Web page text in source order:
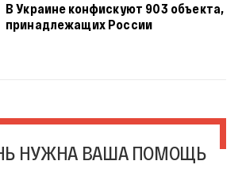
В Украине конфискуют 903 объекта,
принадлежащих России
НУЖНА ВАША ПОМОЩЬ